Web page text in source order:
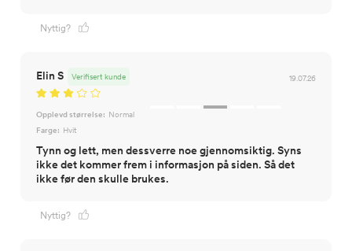
Nyttig?
Elin S 19.07.26
Verifisert kunde
Opplevd størrelse: Normal
Farge: Hvit
Tynn og lett, men dessverre noe gjennomsiktig. Syns
ikke det kommer frem i informasjon på siden. Så det
ikke før den skulle brukes.
Nyttig?